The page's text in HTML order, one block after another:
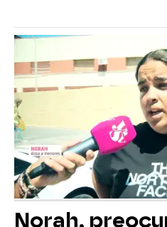
Norah,